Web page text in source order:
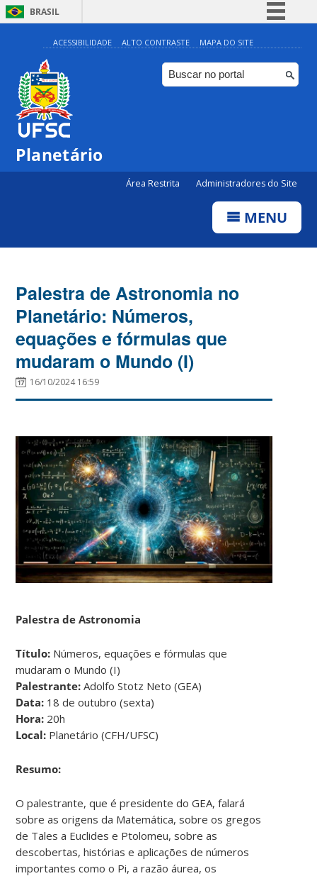
BRASIL
Simplifique!
Comunica BR
Participe
ACESSIBILIDADE ALTO CONTRASTE MAPA DO SITE
Planetário
Área Restrita Administradores do Site
MENU
Palestra de Astronomia no
Planetário: Números,
equações e fórmulas que
mudaram o Mundo (I)
16/10/2024 16:59
Palestra de Astronomia
Título: Números, equações e fórmulas que
mudaram o Mundo (I)
Palestrante: Adolfo Stotz Neto (GEA)
Data: 18 de outubro (sexta)
Hora: 20h
Local: Planetário (CFH/UFSC)
Resumo:
O palestrante, que é presidente do GEA, falará
sobre as origens da Matemática, sobre os gregos
de Tales a Euclides e Ptolomeu, sobre as
descobertas, histórias e aplicações de números
importantes como o Pi, a razão áurea, os